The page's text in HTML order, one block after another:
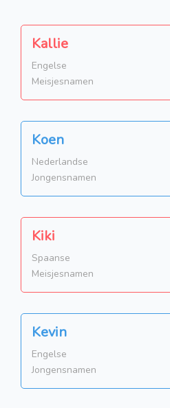
Kallie
Engelse
Meisjesnamen
Koen
Nederlandse
Jongensnamen
Kiki
Spaanse
Meisjesnamen
Kevin
Engelse
Jongensnamen